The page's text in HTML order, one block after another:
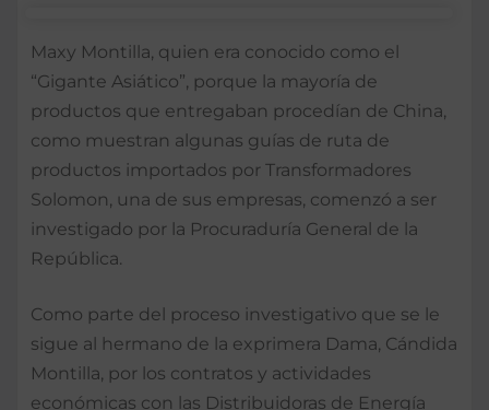
Maxy Montilla, quien era conocido como el
“Gigante Asiático”, porque la mayoría de
productos que entregaban procedían de China,
como muestran algunas guías de ruta de
productos importados por Transformadores
Solomon, una de sus empresas, comenzó a ser
investigado por la Procuraduría General de la
República.
Como parte del proceso investigativo que se le
sigue al hermano de la exprimera Dama, Cándida
Montilla, por los contratos y actividades
económicas con las Distribuidoras de Energía